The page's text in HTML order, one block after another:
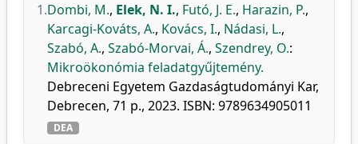
1.Dombi, M., Elek, N. I., Futó, J. E., Harazin, P.,
Karcagi-Kováts, A., Kovács, I., Nádasi, L.,
Szabó, A., Szabó-Morvai, Á., Szendrey, O.:
Mikroökonómia feladatgyűjtemény.
Debreceni Egyetem Gazdaságtudományi Kar,
Debrecen, 71 p., 2023. ISBN: 9789634905011
DEA